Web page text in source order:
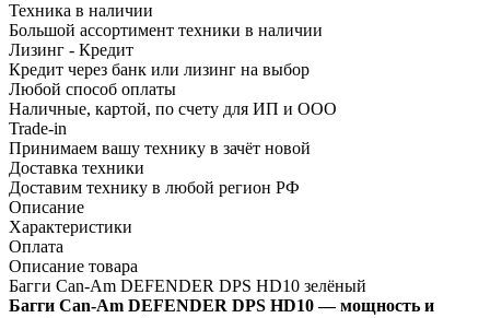
Техника в наличии
Большой ассортимент техники в наличии
Лизинг - Кредит
Кредит через банк или лизинг на выбор
Любой способ оплаты
Наличные, картой, по счету для ИП и ООО
Trade-in
Принимаем вашу технику в зачёт новой
Доставка техники
Доставим технику в любой регион РФ
Описание
Характеристики
Оплата
Описание товара
Багги Can-Am DEFENDER DPS HD10 зелёный
Багги Can-Am DEFENDER DPS HD10 — мощность и